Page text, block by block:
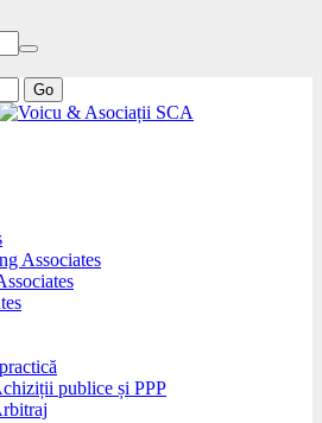
Go
Associates
publice și PPP